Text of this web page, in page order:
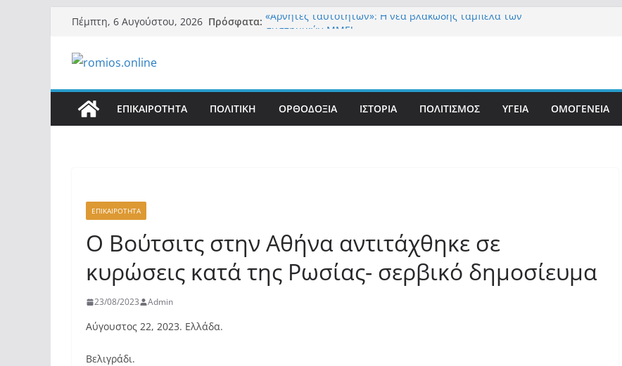
Μετάβαση
περιεχόμενο
Πέμπτη, 6 Αυγούστου, 2026 Πρόσφατα: «Αρνητές ταυτοτήτων»: Η νέα βλακώδης ταμπέλα των
Σύρος: Βρετανίδα τουρίστρια έμεινε σε κώμα 42 ημέρες
μετά από τσίμπημα τσιμπουριού! – Η «μάχη» με τη σπάνια
ΕΠΙΚΑΙΡΟΤΗΤΑ ΠΟΛΙΤΙΚΗ ΟΡΘΟΔΟΞΙΑ ΙΣΤΟΡΙΑ ΠΟΛΙΤΙΣΜΟΣ ΥΓΕΙΑ ΟΜΟΓΕΝΕΙΑ
ΕΠΙΚΑΙΡΟΤΗΤΑ
Ο Βούτσιτς στην Αθήνα αντιτάχθηκε σε
κυρώσεις κατά της Ρωσίας- σερβικό δημοσίευμα
23/08/2023 Admin
Αύγουστος 22, 2023. Ελλάδα.
Βελιγράδι.